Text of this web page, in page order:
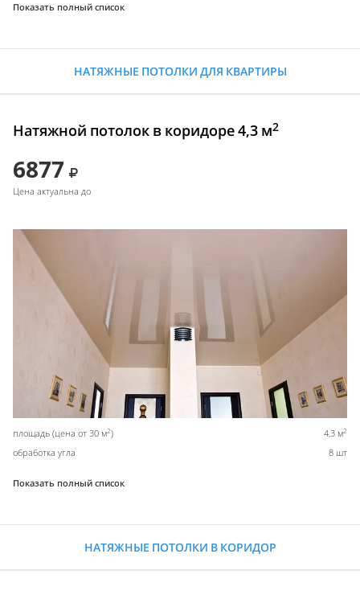
Показать полный список
НАТЯЖНЫЕ ПОТОЛКИ ДЛЯ КВАРТИРЫ
Натяжной потолок в коридоре 4,3 м2
6877
Цена актуальна до
площадь (цена от 30 м2) 4,3 м2
обработка угла 8 шт
Показать полный список
НАТЯЖНЫЕ ПОТОЛКИ В КОРИДОР